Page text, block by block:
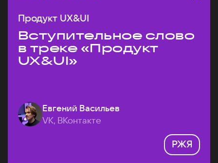
Продукт UX&UI
Вступительное слово
в треке «Продукт
UX&UI»
Евгений Васильев
VK, ВКонтакте
РЖЯ